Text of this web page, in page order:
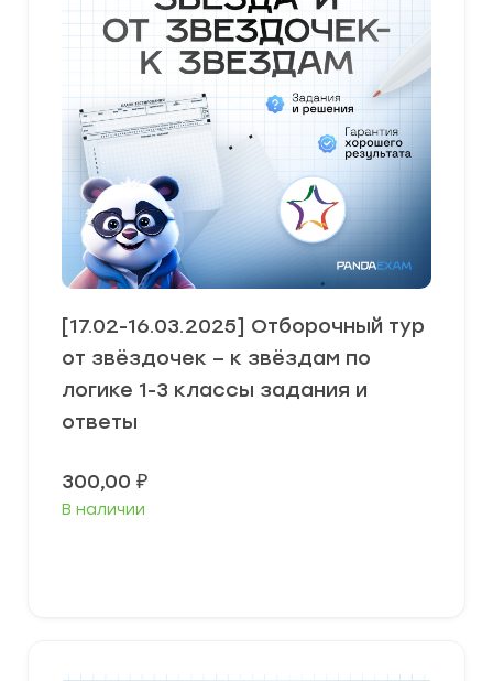
[17.02-16.03.2025] Отборочный тур
от звёздочек – к звёздам по
логике 1-3 классы задания и
ответы
300,00 ₽
В наличии